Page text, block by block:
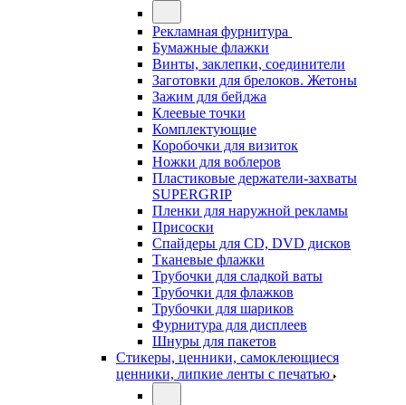
Рекламная фурнитура
Бумажные флажки
Винты, заклепки, соединители
Заготовки для брелоков. Жетоны
Зажим для бейджа
Клеевые точки
Комплектующие
Коробочки для визиток
Ножки для воблеров
Пластиковые держатели-захваты
SUPERGRIP
Пленки для наружной рекламы
Присоски
Спайдеры для CD, DVD дисков
Тканевые флажки
Трубочки для сладкой ваты
Трубочки для флажков
Трубочки для шариков
Фурнитура для дисплеев
Шнуры для пакетов
Стикеры, ценники, самоклеющиеся
ценники, липкие ленты с печатью